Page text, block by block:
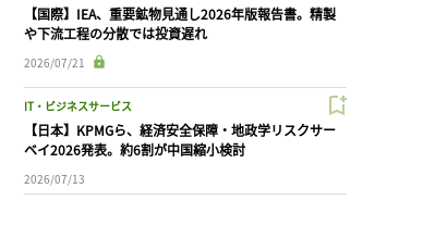
【国際】IEA、重要鉱物見通し2026年版報告書。精製
や下流工程の分散では投資遅れ
2026/07/21
IT・ビジネスサービス
【日本】KPMGら、経済安全保障・地政学リスクサー
ベイ2026発表。約6割が中国縮小検討
2026/07/13